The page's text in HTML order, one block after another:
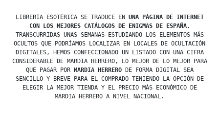
LIBRERÍA ESOTÉRICA SE TRADUCE EN UNA PÁGINA DE INTERNET
CON LOS MEJORES CATÁLOGOS DE ENIGMAS DE ESPAÑA.
TRANSCURRIDAS UNAS SEMANAS ESTUDIANDO LOS ELEMENTOS MÁS
OCULTOS QUE PODRÍAMOS LOCALIZAR EN LOCALES DE OCULTACIÓN
DIGITALES, HEMOS CONFECCIONADO UN LISTADO CON UNA CIFRA
CONSIDERABLE DE MARDIA HERRERO, LO MEJOR DE LO MEJOR PARA
QUE PAGAR POR
MARDIA HERRERODE FORMA DIGITAL SEA
SENCILLO Y BREVE PARA EL COMPRADO TENIENDO LA OPCIÓN DE
ELEGIR LA MEJOR TIENDA Y EL PRECIO MÁS ECONÓMICO DE
MARDIA HERRERO A NIVEL NACIONAL.